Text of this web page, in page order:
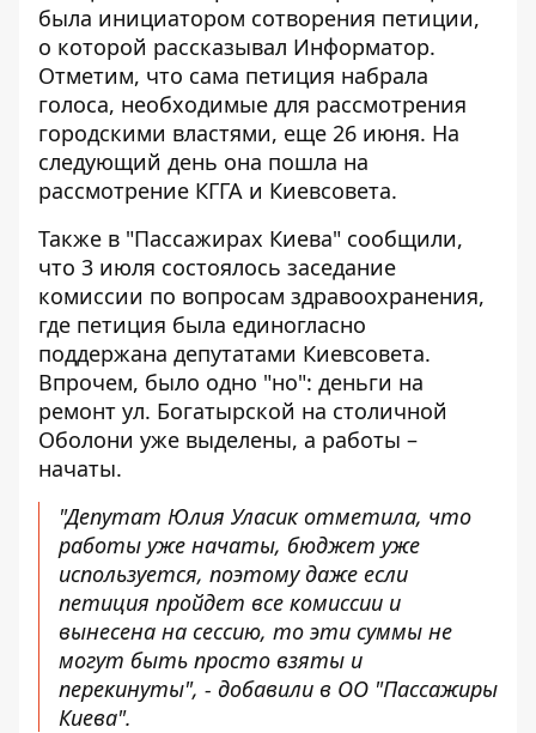
была инициатором сотворения петиции,
о которой рассказывал Информатор.
Отметим, что сама петиция набрала
голоса, необходимые для рассмотрения
городскими властями, еще 26 июня. На
следующий день она пошла на
рассмотрение КГГА и Киевсовета.
Также в "Пассажирах Киева" сообщили,
что 3 июля состоялось заседание
комиссии по вопросам здравоохранения,
где петиция была единогласно
поддержана депутатами Киевсовета.
Впрочем, было одно "но": деньги на
ремонт ул. Богатырской на столичной
Оболони уже выделены, а работы –
начаты.
"Депутат Юлия Уласик отметила, что
работы уже начаты, бюджет уже
используется, поэтому даже если
петиция пройдет все комиссии и
вынесена на сессию, то эти суммы не
могут быть просто взяты и
перекинуты", - добавили в ОО "Пассажиры
Киева".